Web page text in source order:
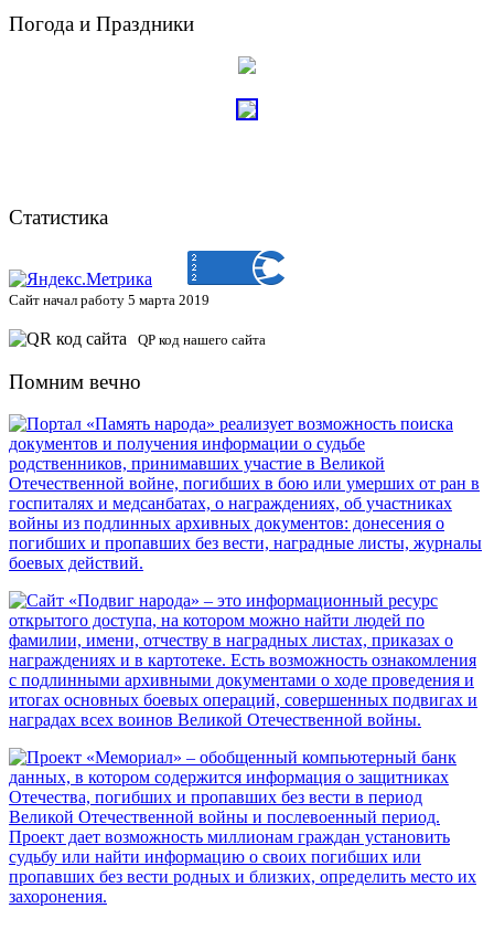
Погода и Праздники
Статистика
Сайт начал работу 5 марта 2019
QP код нашего сайта
Помним вечно